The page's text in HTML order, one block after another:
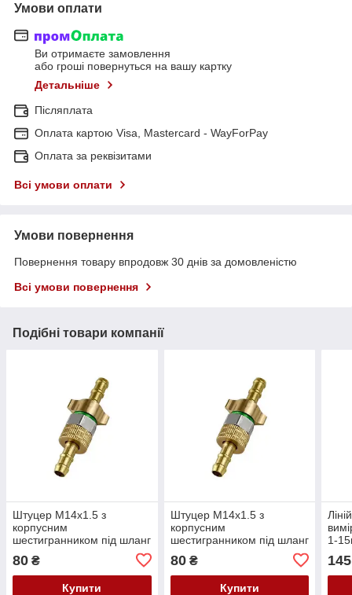
Умови оплати
Ви отримаєте замовлення
або гроші повернуться на вашу картку
Детальніше
Післяплата
Оплата картою Visa, Mastercard - WayForPay
Оплата за реквізитами
Всі умови оплати
Умови повернення
Повернення товару впродовж 30 днів за домовленістю
Всі умови повернення
Подібні товари компанії
Штуцер М14x1.5 з
корпусним
шестигранником під шланг
80 ₴
Купити
Штуцер М14x1.5 з
корпусним
шестигранником під шланг
80₴
Купити
1-
145